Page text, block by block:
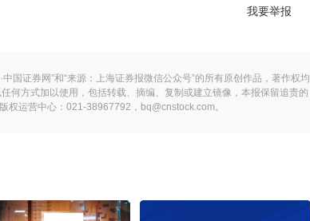
我要举报
国证券网”和“来源：上海证券报微信公众号”的所有原创作品，著作权均
何方式加以使用，包括转载、摘编、复制或建立镜像，本报保留追责的
权运营中心：021-38967792，bq@cnstock.com。